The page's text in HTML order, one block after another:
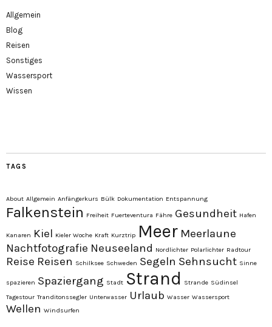
Allgemein
Blog
Reisen
Sonstiges
Wassersport
Wissen
TAGS
About Allgemein Anfängerkurs Bülk Dokumentation Entspannung
Falkenstein Freiheit Fuerteventura Fähre Gesundheit Hafen
Kanaren Kiel Kieler Woche Kraft Kurztrip Meer Meerlaune
Nachtfotografie Neuseeland Nordlichter Polarlichter Radtour
Reise Reisen Schilksee Schweden Segeln Sehnsucht Sinne
spazieren Spaziergang Stadt Strand Strande Südinsel
Tagestour Tranditonssegler Unterwasser Urlaub Wasser Wassersport
Wellen Windsurfen